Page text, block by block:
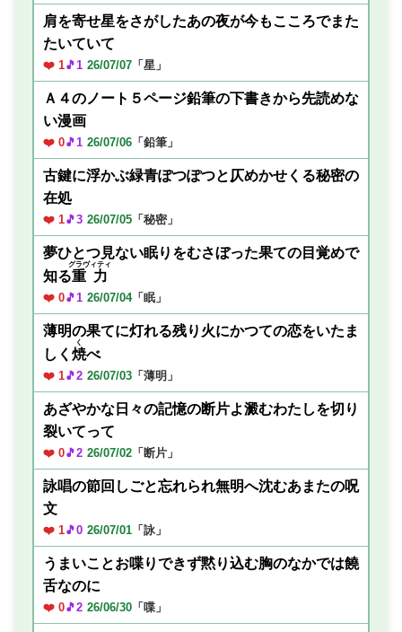
肩を寄せ星をさがしたあの夜が今もこころでまた
たいていて
❤️ 1🎵1 26/07/07 「星」
Ａ４のノート５ページ鉛筆の下書きから先読めな
い漫画
❤️ 0🎵1 26/07/06 「鉛筆」
古鍵に浮かぶ緑青ぽつぽつと仄めかせくる秘密の
在処
❤️ 1🎵3 26/07/05 「秘密」
夢ひとつ見ない眠りをむさぼった果ての目覚めで
知る重力
グラヴィティ
❤️ 0🎵1 26/07/04「眠」
薄明の果てに灯れる残り火にかつての恋をいたま
しく 焼
く
べ
❤️ 1🎵2 26/07/03 「薄明」
あざやかな日々の記憶の断片よ澱むわたしを切り
裂いてって
❤️ 0🎵2 26/07/02 「断片」
詠唱の節回しごと忘れられ無明へ沈むあまたの呪
文
❤️ 1🎵0 26/07/01 「詠」
うまいことお喋りできず黙り込む胸のなかでは饒
舌なのに
❤️ 0🎵2 26/06/30 「喋」